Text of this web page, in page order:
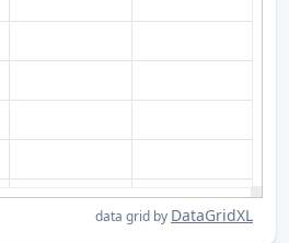
data grid by DataGridXL